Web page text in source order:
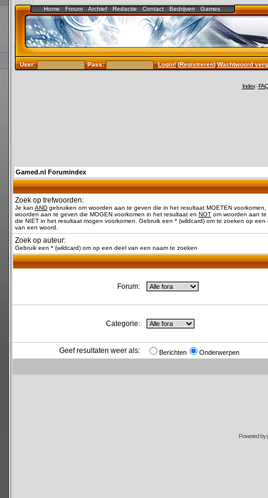
Home Forum Archief Redactie Contact Bedrijven Games
User: Pass: Login!(Registreren)Wachtwoord
Index-FAQ
Gamed.nl Forumindex
Zoek op trefwoorden:
Je kan AND gebruiken om woorden aan te geven die in het resultaat MOETEN voorkomen,
woorden aan te geven die MOGEN voorkomen in het resultaat en NOT om woorden aan
die NIET in het resultaat mogen voorkomen. Gebruik een * (wildcard) om te zoeken op een
van een woord.
Zoek op auteur:
Gebruik een * (wildcard) om op een deel van een naam te zoeken
Forum:
Categorie:
Geef resultaten weer als: Berichten Onderwerpen
Powered by